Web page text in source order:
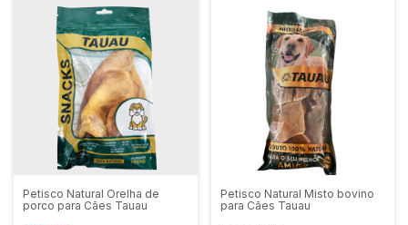
Petisco Natural Orelha de
porco para Cães Tauau
Petisco Natural Misto bovino
para Cães Tauau